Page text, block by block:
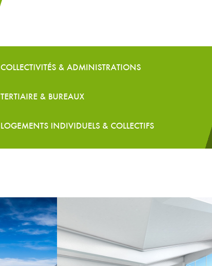
COLLECTIVITÉS & ADMINISTRATIONS
TERTIAIRE & BUREAUX
LOGEMENTS INDIVIDUELS & COLLECTIFS